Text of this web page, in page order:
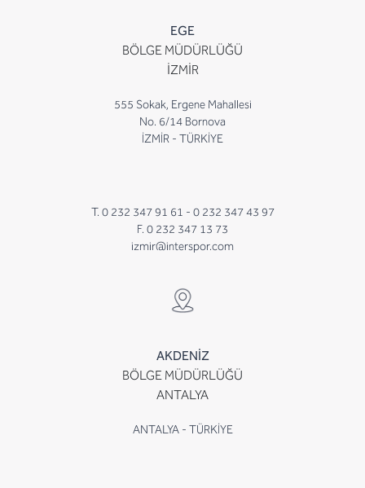
EGE
BÖLGE MÜDÜRLÜĞÜ
İZMİR
555 Sokak, Ergene Mahallesi
No. 6/14 Bornova
İZMİR - TÜRKİYE
T. 0 232 347 91 61 - 0 232 347 43 97
F. 0 232 347 13 73
izmir@interspor.com
AKDENİZ
BÖLGE MÜDÜRLÜĞÜ
ANTALYA
ANTALYA - TÜRKİYE